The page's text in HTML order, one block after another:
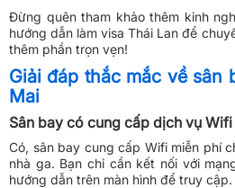
Đừng quên tham khảo thêm kinh
hướng dẫn làm visa Thái Lan để
thêm phần trọn vẹn!
Giải đáp thắc mắc về sân
Mai
Sân bay có cung cấp dịch vụ
Có, sân bay cung cấp Wifi miễn phí
nhà ga. Bạn chỉ cần kết nối với
hướng dẫn trên màn hình để truy cập.